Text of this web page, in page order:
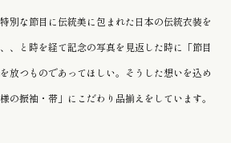
別な節目に伝統美に包まれた日本の伝統衣装を
、と時を経て記念の写真を見返した時に「節目
放つものであってほしい。そうした想いを込め
の振袖・帯」にこだわり品揃えをしています。